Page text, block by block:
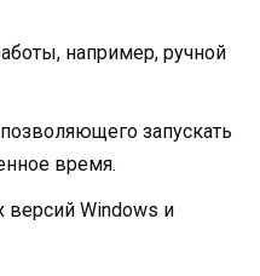
например, ручной
запускать
время.
Windows и